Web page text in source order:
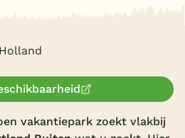
keuzehulp
vakantiegidsen
vakantiepark zoekt vlakbij